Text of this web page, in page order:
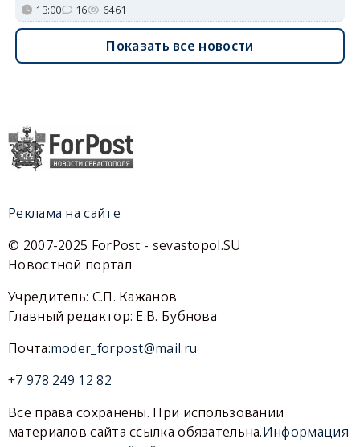
13:00 16 6461
Показать все новости
Реклама на сайте
© 2007-2025 ForPost - sevastopol.SU
Новостной портал
Учредитель: С.П. Кажанов
Главный редактор: Е.В. Бубнова
Почта:moder_forpost@mail.ru
+7 978 249 12 82
Все права сохранены. При использовании
материалов сайта ссылка обязательна.Информация